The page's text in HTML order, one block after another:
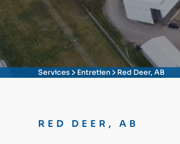
Services Entretien Red Deer, AB
RED DEER, AB